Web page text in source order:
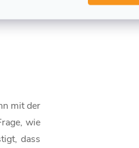
mit der
wie
dass